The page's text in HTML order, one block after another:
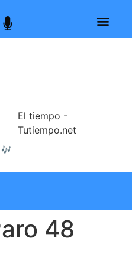
🎶
El tiempo -
Tutiempo.net
48